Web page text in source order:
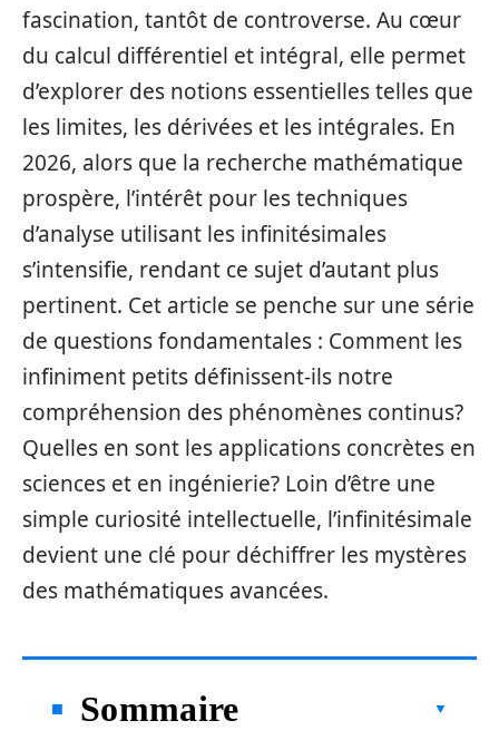
fascination, tantôt de controverse. Au cœur
du calcul différentiel et intégral, elle permet
d’explorer des notions essentielles telles que
les limites, les dérivées et les intégrales. En
2026, alors que la recherche mathématique
prospère, l’intérêt pour les techniques
d’analyse utilisant les infinitésimales
s’intensifie, rendant ce sujet d’autant plus
pertinent. Cet article se penche sur une série
de questions fondamentales : Comment les
infiniment petits définissent-ils notre
compréhension des phénomènes continus?
Quelles en sont les applications concrètes en
sciences et en ingénierie? Loin d’être une
simple curiosité intellectuelle, l’infinitésimale
devient une clé pour déchiffrer les mystères
des mathématiques avancées.
Sommaire